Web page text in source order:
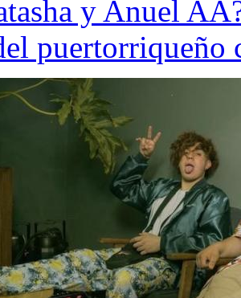
y Anuel
puertorriqueño